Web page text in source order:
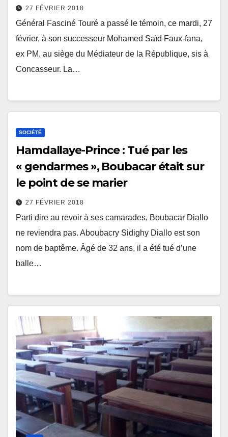
27 FÉVRIER 2018
Général Fasciné Touré a passé le témoin, ce mardi, 27
février, à son successeur Mohamed Saïd Faux-fana,
ex PM, au siège du Médiateur de la République, sis à
Concasseur. La…
SOCIÉTÉ
Hamdallaye-Prince : Tué par les
« gendarmes », Boubacar était sur
le point de se marier
27 FÉVRIER 2018
Parti dire au revoir à ses camarades, Boubacar Diallo
ne reviendra pas. Aboubacry Sidighy Diallo est son
nom de baptême. Âgé de 32 ans, il a été tué d’une
balle…